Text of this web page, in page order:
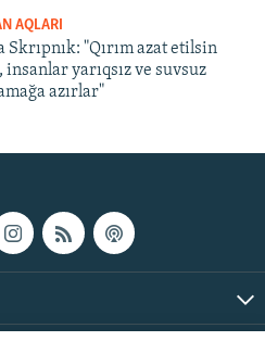
AQLARI
Skrıpnık: "Qırım azat etilsin
insanlar yarıqsız ve suvsuz
azırlar"